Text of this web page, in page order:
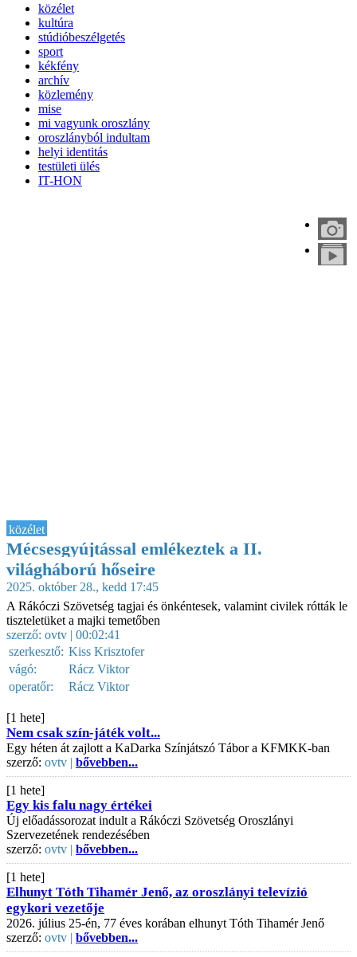
közélet
kultúra
stúdióbeszélgetés
sport
kékfény
archív
közlemény
mise
mi vagyunk oroszlány
oroszlányból indultam
helyi identitás
testületi ülés
IT-HON
közélet
Mécsesgyújtással emlékeztek a II.
világháború hőseire
2025. október 28., kedd 17:45
A Rákóczi Szövetség tagjai és önkéntesek, valamint civilek rótták le
tiszteletüket a majki temetőben
szerző: ovtv | 00:02:41
szerkesztő: Kiss Krisztofer
vágó:
Rácz Viktor
operatőr:
Rácz Viktor
[1 hete]
Nem csak szín-játék volt...
Egy héten át zajlott a KaDarka Színjátszó Tábor a KFMKK-ban
szerző: ovtv | bővebben...
[1 hete]
Egy kis falu nagy értékei
Új előadássorozat indult a Rákóczi Szövetség Oroszlányi
Szervezetének rendezésében
szerző: ovtv | bővebben...
[1 hete]
Elhunyt Tóth Tihamér Jenő, az oroszlányi televízió
egykori vezetője
2026. július 25-én, 77 éves korában elhunyt Tóth Tihamér Jenő
szerző: ovtv | bővebben...